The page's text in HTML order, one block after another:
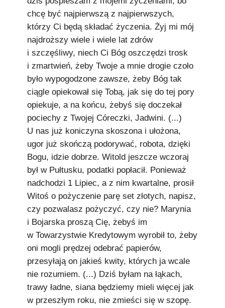
chcę być najpierwszą z najpierwszych,
którzy Ci będą składać życzenia. Żyj mi mój
najdroższy wiele i wiele lat zdrów
i szczęśliwy, niech Ci Bóg oszczędzi trosk
i zmartwień, żeby Twoje a mnie drogie czoło
było wypogodzone zawsze, żeby Bóg tak
ciągle opiekował się Tobą, jak się do tej pory
opiekuje, a na końcu, żebyś się doczekał
pociechy z Twojej Córeczki, Jadwini. (...)
U nas już koniczyna skoszona i ułożona,
ugor już skończą podorywać, robota, dzięki
Bogu, idzie dobrze. Witold jeszcze wczoraj
był w Pułtusku, podatki popłacił. Ponieważ
nadchodzi 1 Lipiec, a z nim kwartalne, prosił
Witoś o pożyczenie parę set złotych, napisz,
czy pozwalasz pożyczyć, czy nie? Marynia
i Bojarska proszą Cię, żebyś im
w Towarzystwie Kredytowym wyrobił to, żeby
oni mogli prędzej odebrać papierów,
przesyłają on jakieś kwity, których ja wcale
nie rozumiem. (...) Dziś byłam na łąkach,
trawy ładne, siana będziemy mieli więcej jak
w przeszłym roku, nie zmieści się w szopę.